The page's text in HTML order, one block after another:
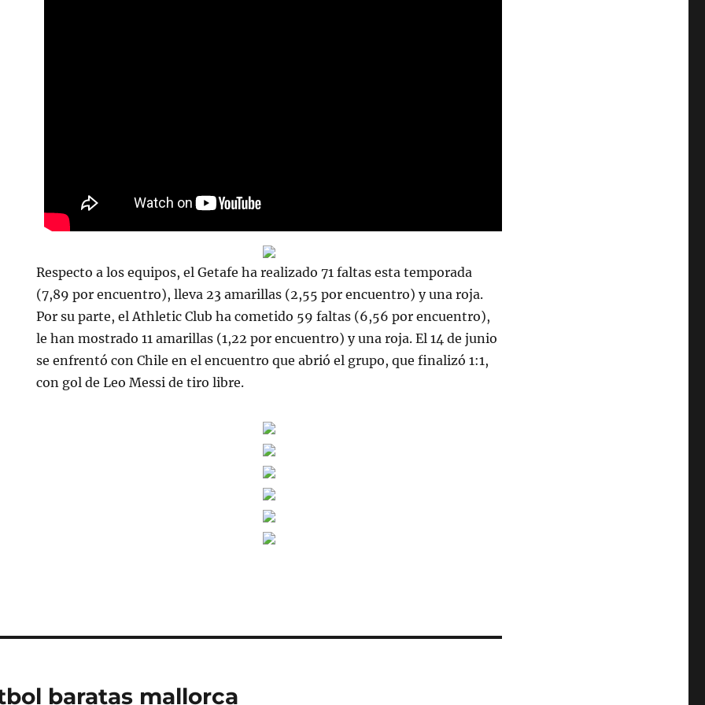
Respecto a los equipos, el Getafe ha realizado 71 faltas esta temporada
(7,89 por encuentro), lleva 23 amarillas (2,55 por encuentro) y una roja.
Por su parte, el Athletic Club ha cometido 59 faltas (6,56 por encuentro),
le han mostrado 11 amarillas (1,22 por encuentro) y una roja. El 14 de junio
se enfrentó con Chile en el encuentro que abrió el grupo, que finalizó 1:1,
con gol de Leo Messi de tiro libre.
baratas mallorca